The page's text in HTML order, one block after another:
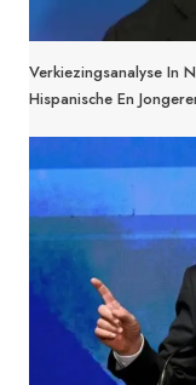
Verkiezingsanalyse In
Hispanische En